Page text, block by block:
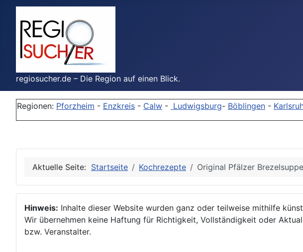
regiosucher.de – Die Region auf einen Blick.
Regionen: Pforzheim - Enzkreis - Calw - Ludwigsburg- Böblingen -
Aktuelle Seite: Startseite Kochrezepte Original Pfälzer
Hinweis: Inhalte dieser Website wurden ganz oder teilweise mithilfe
Wir übernehmen keine Haftung für Richtigkeit, Vollständigkeit oder
bzw. Veranstalter.